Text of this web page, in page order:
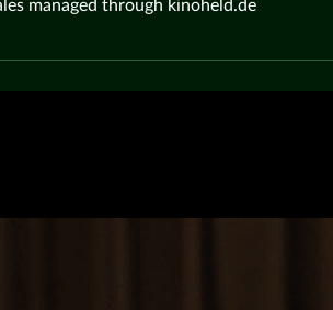
managed through kinoheld.de